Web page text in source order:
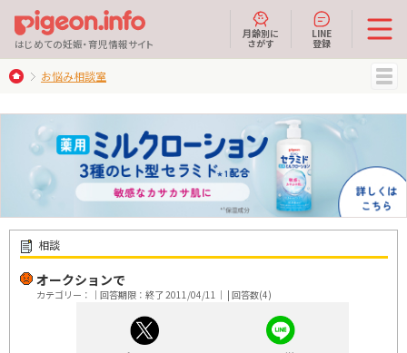
はじめての妊娠・育児情報サイト
月齢別に
さがす
LINE
登録
お悩み相談室
相談
オークションで
カテゴリー：｜回答期限：終了 2011/04/11｜ | 回答数(4)